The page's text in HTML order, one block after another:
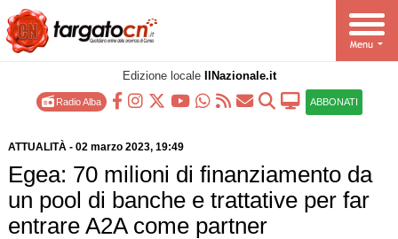
Edizione locale IlNazionale.it
Radio Alba ABBONATI
ATTUALITÀ- 02 marzo 2023, 19:49
Egea: 70 milioni di finanziamento da
un pool di banche e trattative per far
entrare A2A come partner